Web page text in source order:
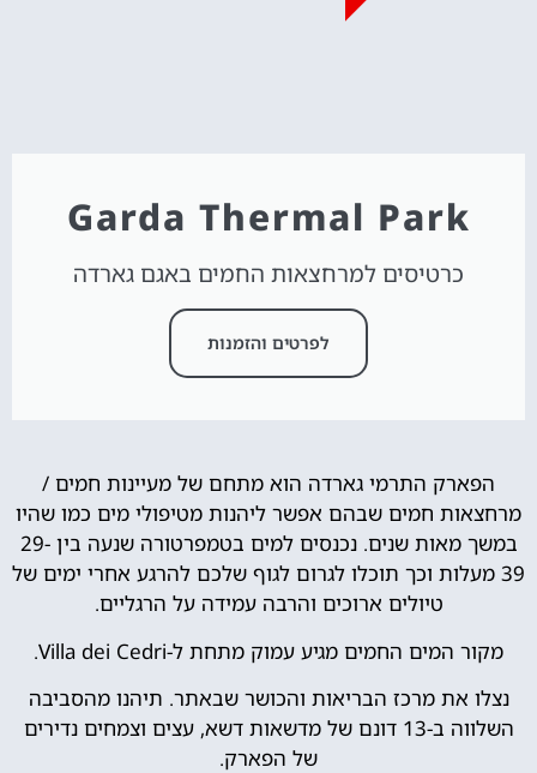
Garda Thermal Park
כרטיסים למרחצאות החמים באגם גארדה
לפרטים והזמנות
הפארק התרמי גארדה הוא מתחם של מעיינות חמים /
מרחצאות חמים שבהם אפשר ליהנות מטיפולי מים כמו שהיו
במשך מאות שנים. נכנסים למים בטמפרטורה שנעה בין 29-
39 מעלות וכך תוכלו לגרום לגוף שלכם להרגע אחרי ימים של
טיולים ארוכים והרבה עמידה על הרגליים.
מקור המים החמים מגיע עמוק מתחת ל-Villa dei Cedri.
נצלו את מרכז הבריאות והכושר שבאתר. תיהנו מהסביבה
השלווה ב-13 דונם של מדשאות דשא, עצים וצמחים נדירים
של הפארק.